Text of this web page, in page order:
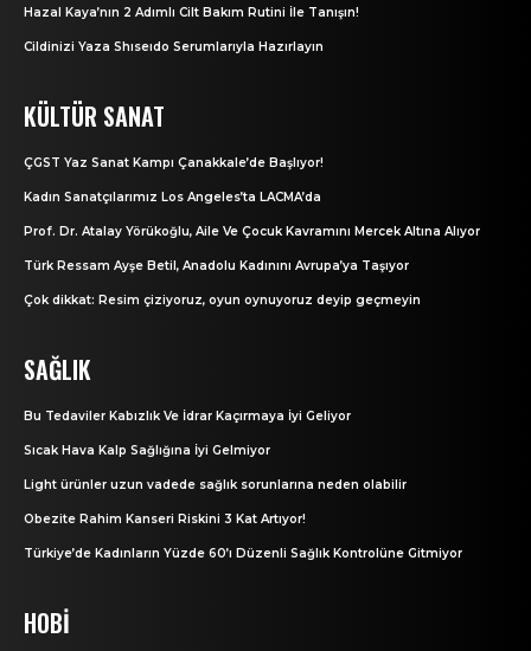
Hazal Kaya’nın 2 Adımlı Cilt Bakım Rutini İle Tanışın!
Cildinizi Yaza Shıseıdo Serumlarıyla Hazırlayın
KÜLTÜR SANAT
ÇGST Yaz Sanat Kampı Çanakkale’de Başlıyor!
Kadın Sanatçılarımız Los Angeles’ta LACMA’da
Prof. Dr. Atalay Yörükoğlu, Aile Ve Çocuk Kavramını Mercek Altına Alıyor
Türk Ressam Ayşe Betil, Anadolu Kadınını Avrupa’ya Taşıyor
Çok dikkat: Resim çiziyoruz, oyun oynuyoruz deyip geçmeyin
SAĞLIK
Bu Tedaviler Kabızlık Ve İdrar Kaçırmaya İyi Geliyor
Sıcak Hava Kalp Sağlığına İyi Gelmiyor
Light ürünler uzun vadede sağlık sorunlarına neden olabilir
Obezite Rahim Kanseri Riskini 3 Kat Artıyor!
Türkiye’de Kadınların Yüzde 60’ı Düzenli Sağlık Kontrolüne Gitmiyor
HOBI